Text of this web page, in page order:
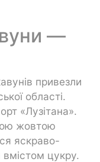
—
привезли
області.
«Лузітана».
жовтою
яскраво-
цукру.